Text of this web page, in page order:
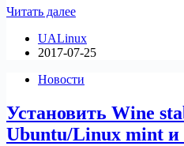
Читать далееРелиз
2.13
UALinux
2017-07-25
Новости
Установить Wine
Ubuntu/Linux mint и